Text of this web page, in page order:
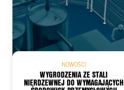
NOWOŚCI
WYGRODZENIA ZE STALI
NIERDZEWNEJ DO WYMAGAJĄCYCH